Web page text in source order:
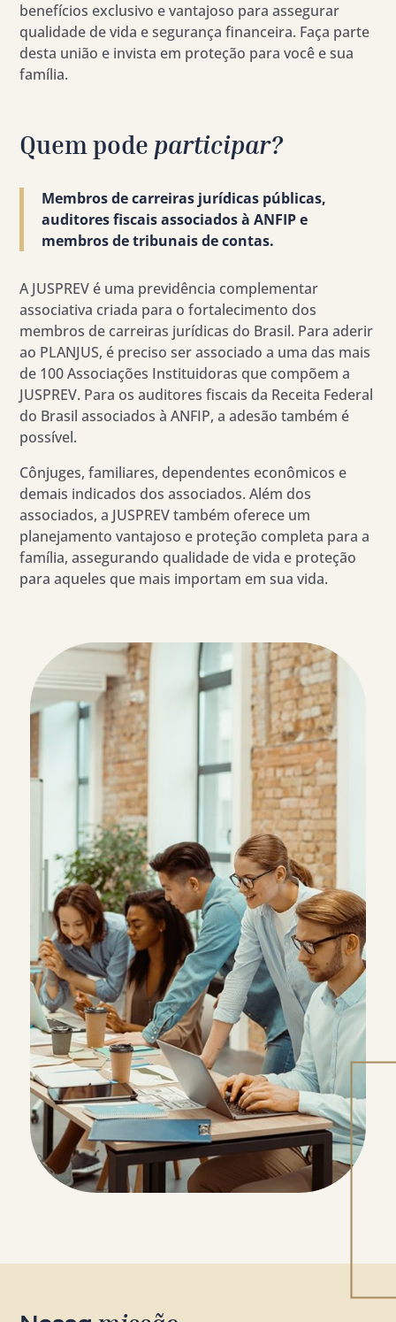
benefícios exclusivo e vantajoso para assegurar
qualidade de vida e segurança financeira. Faça parte
desta união e invista em proteção para você e sua
família.
Quem pode participar?
Membros de carreiras jurídicas públicas,
auditores fiscais associados à ANFIP e
membros de tribunais de contas.
A JUSPREV é uma previdência complementar
associativa criada para o fortalecimento dos
membros de carreiras jurídicas do Brasil. Para aderir
ao PLANJUS, é preciso ser associado a uma das mais
de 100 Associações Instituidoras que compõem a
JUSPREV. Para os auditores fiscais da Receita Federal
do Brasil associados à ANFIP, a adesão também é
possível.
Cônjuges, familiares, dependentes econômicos e
demais indicados dos associados. Além dos
associados, a JUSPREV também oferece um
planejamento vantajoso e proteção completa para a
família, assegurando qualidade de vida e proteção
para aqueles que mais importam em sua vida.